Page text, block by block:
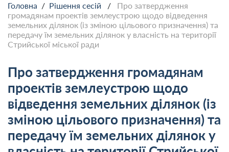
Головна / Рішення сесій / Про затвердження
громадянам проектів землеустрою щодо відведення
земельних ділянок (із зміною цільового призначення) та
передачу їм земельних ділянок у власність на території
Стрийської міської ради
Про затвердження громадянам
проектів землеустрою щодо
відведення земельних ділянок (із
зміною цільового призначення) та
передачу їм земельних ділянок у